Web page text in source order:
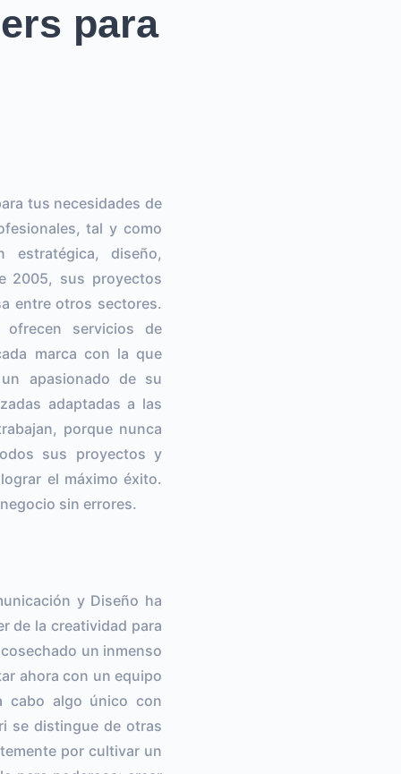
para
tus necesidades de
tal y como
estratégica, diseño,
2005, sus proyectos
entre otros sectores.
servicios de
marca con la que
apasionado de su
adaptadas a las
porque nunca
sus proyectos y
el máximo éxito.
sin errores.
y Diseño ha
de la creatividad para
un inmenso
ahora con un equipo
cabo algo único con
se distingue de otras
por cultivar un